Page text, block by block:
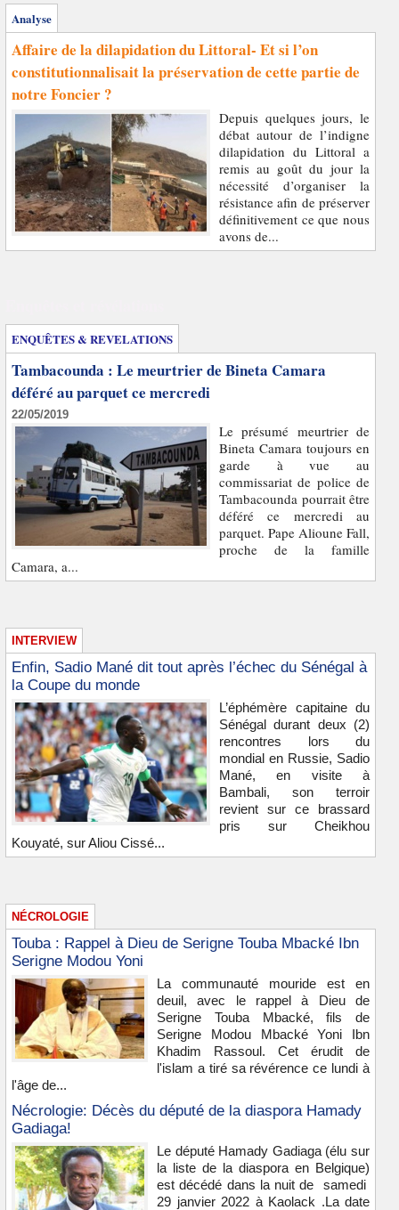
Analyse
Affaire de la dilapidation du Littoral- Et si l’on
constitutionnalisait la préservation de cette partie de
notre Foncier ?
Depuis quelques jours, le
débat autour de l’indigne
dilapidation du Littoral a
remis au goût du jour la
nécessité d’organiser la
résistance afin de préserver
définitivement ce que nous
avons de...
ENQUÊTES & REVELATIONS
Tambacounda : Le meurtrier de Bineta Camara
déféré au parquet ce mercredi
22/05/2019
Le présumé meurtrier de
Bineta Camara toujours en
garde à vue au
commissariat de police de
Tambacounda pourrait être
déféré ce mercredi au
parquet. Pape Alioune Fall,
proche de la famille
Camara, a...
INTERVIEW
Enfin, Sadio Mané dit tout après l’échec du Sénégal à
la Coupe du monde
L’éphémère capitaine du
Sénégal durant deux (2)
rencontres lors du
mondial en Russie, Sadio
Mané, en visite à
Bambali, son terroir
revient sur ce brassard
pris sur Cheikhou
Kouyaté, sur Aliou Cissé...
NÉCROLOGIE
Touba : Rappel à Dieu de Serigne Touba Mbacké Ibn
Serigne Modou Yoni
La communauté mouride est en
deuil, avec le rappel à Dieu de
Serigne Touba Mbacké, fils de
Serigne Modou Mbacké Yoni Ibn
Khadim Rassoul. Cet érudit de
l'islam a tiré sa révérence ce lundi à
l'âge de...
Nécrologie: Décès du député de la diaspora Hamady
Gadiaga!
Le député Hamady Gadiaga (élu sur
la liste de la diaspora en Belgique)
est décédé dans la nuit de samedi
29 janvier 2022 à Kaolack .La date